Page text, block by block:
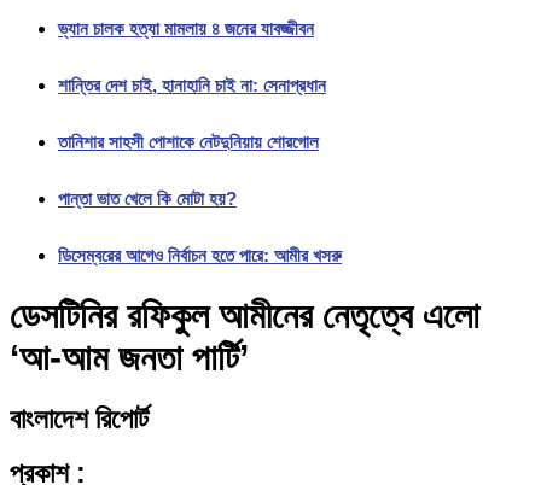
ভ্যান চালক হত্যা মামলায় ৪ জনের যাবজ্জীবন
শান্তির দেশ চাই, হানাহানি চাই না: সেনাপ্রধান
তানিশার সাহসী পোশাকে নেটদুনিয়ায় শোরগোল
পান্তা ভাত খেলে কি মোটা হয়?
ডিসেম্বরের আগেও নির্বাচন হতে পারে: আমীর খসরু
ডেসটিনির রফিকুল আমীনের নেতৃত্বে এলো
‘আ-আম জনতা পার্টি’
বাংলাদেশ রিপোর্ট
প্রকাশ :